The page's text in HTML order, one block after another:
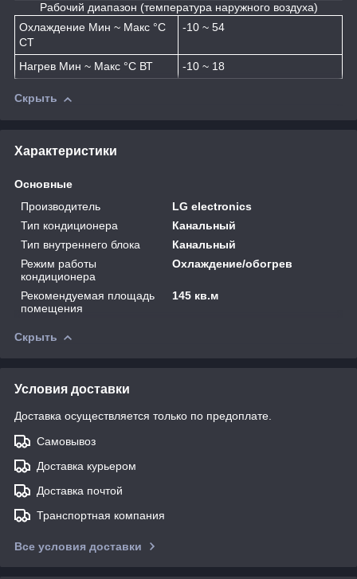
Рабочий диапазон (температура наружного воздуха)
Охлаждение Мин ~ Макс °C
СТ
-10 ~ 54
Нагрев Мин ~ Макс °C ВТ -10 ~ 18
Скрыть
Характеристики
Основные
Производитель
LG electronics
Тип кондиционера
Канальный
Тип внутреннего блока
Канальный
Режим работы
кондиционера
Охлаждение/обогрев
Рекомендуемая площадь
помещения
145 кв.м
Скрыть
Условия доставки
Доставка осуществляется только по предоплате.
Самовывоз
Доставка курьером
Доставка почтой
Транспортная компания
Все условия доставки